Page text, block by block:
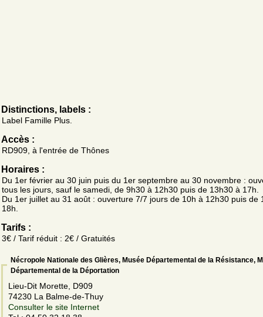
Distinctions, labels :
Label Famille Plus.
Accès :
RD909, à l'entrée de Thônes
Horaires :
Du 1er février au 30 juin puis du 1er septembre au 30 novembre :
tous les jours, sauf le samedi, de 9h30 à 12h30 puis de 13h30 à 17h.
Du 1er juillet au 31 août : ouverture 7/7 jours de 10h à 12h30 puis de
18h.
Tarifs :
3€ / Tarif réduit : 2€ / Gratuités
Nécropole Nationale des Glières, Musée Départemental de la Résistance,
Départemental de la Déportation
Lieu-Dit Morette, D909
74230 La Balme-de-Thuy
Consulter le site Internet